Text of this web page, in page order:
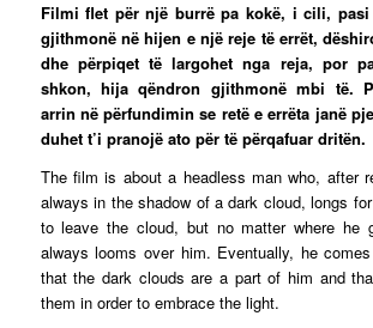
Filmi flet për një burrë pa kokë, i cili, pasi
gjithmonë në hijen e një reje të errët,
dhe përpiqet të largohet nga reja, por
shkon, hija qëndron gjithmonë mbi të.
arrin në përfundimin se retë e errëta janë
duhet t’i pranojë ato për të përqafuar dritën.
The film is about a headless man who, after
always in the shadow of a dark cloud, longs
to leave the cloud, but no matter where he
always looms over him. Eventually, he
that the dark clouds are a part of him and
them in order to embrace the light.